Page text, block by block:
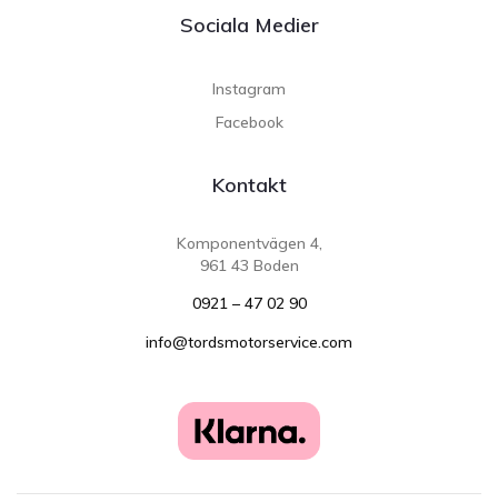
Sociala Medier
Instagram
Facebook
Kontakt
Komponentvägen 4,
961 43 Boden
0921 – 47 02 90
info@tordsmotorservice.com